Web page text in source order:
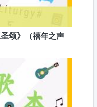
颂》（禧年之声